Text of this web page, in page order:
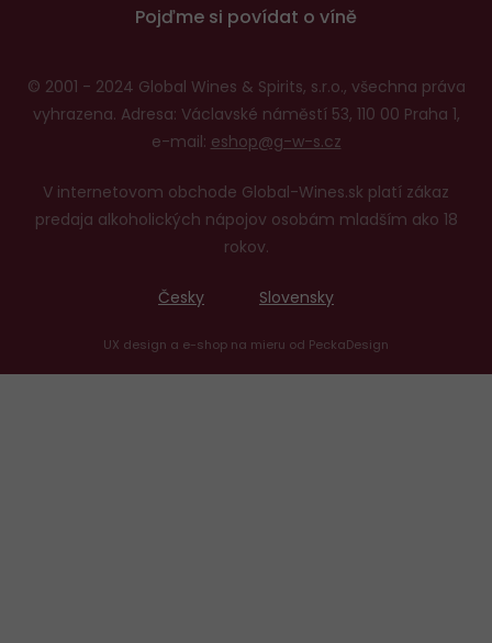
Pojďme si povídat o víně
© 2001 - 2024 Global Wines & Spirits, s.r.o., všechna práva
vyhrazena. Adresa: Václavské náměstí 53, 110 00 Praha 1,
e-mail: eshop@g-w-s.cz
V internetovom obchode Global-Wines.sk platí zákaz
predaja alkoholických nápojov osobám mladším ako 18
rokov.
Česky Slovensky
UX design a e-shop na mieru od PeckaDesign